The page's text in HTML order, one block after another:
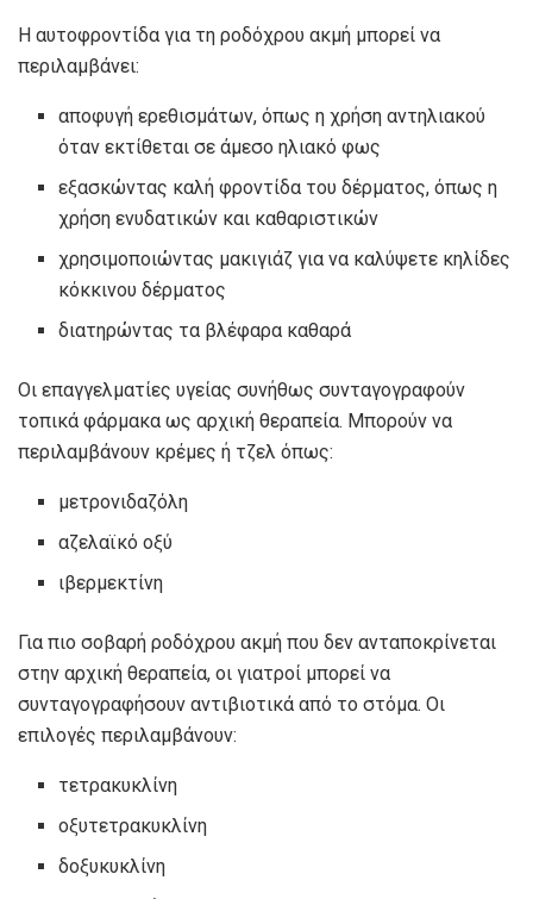
Η αυτοφροντίδα για τη ροδόχρου ακμή μπορεί να
περιλαμβάνει:
αποφυγή ερεθισμάτων, όπως η χρήση αντηλιακού
όταν εκτίθεται σε άμεσο ηλιακό φως
εξασκώντας καλή φροντίδα του δέρματος, όπως η
χρήση ενυδατικών και καθαριστικών
χρησιμοποιώντας μακιγιάζ για να καλύψετε κηλίδες
κόκκινου δέρματος
διατηρώντας τα βλέφαρα καθαρά
Οι επαγγελματίες υγείας συνήθως συνταγογραφούν
τοπικά φάρμακα ως αρχική θεραπεία. Μπορούν να
περιλαμβάνουν κρέμες ή τζελ όπως:
μετρονιδαζόλη
αζελαϊκό οξύ
ιβερμεκτίνη
Για πιο σοβαρή ροδόχρου ακμή που δεν ανταποκρίνεται
στην αρχική θεραπεία, οι γιατροί μπορεί να
συνταγογραφήσουν αντιβιοτικά από το στόμα. Οι
επιλογές περιλαμβάνουν:
τετρακυκλίνη
οξυτετρακυκλίνη
δοξυκυκλίνη